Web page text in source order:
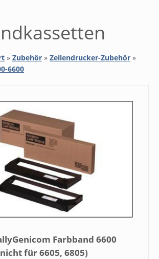
» Zubehör » Zeilendrucker-Zubehör »
6600
Farbband 6600
für 6605, 6805)